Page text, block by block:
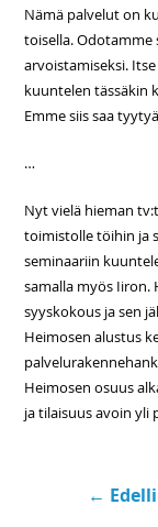
Nämä palvelut on
toisella.
arvoistamiseksi.
kuuntelen tässäkin
Emme siis saa
…
Nyt vielä hieman
toimistolle töihin ja
seminaariin
samalla myös
syyskokous ja sen
Heimosen alustus
Heimosen osuus
ja tilaisuus avoin yli
←